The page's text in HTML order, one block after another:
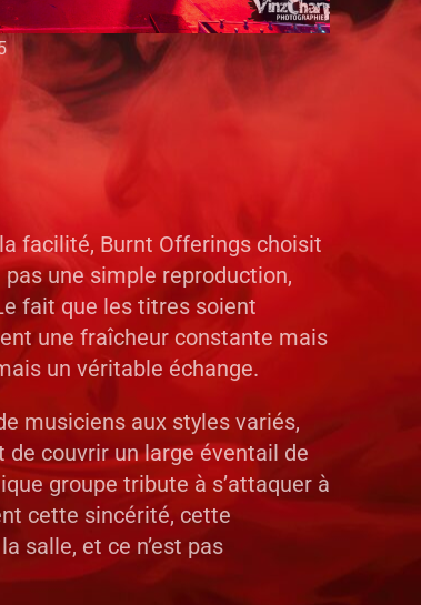
facilité, Burnt Offerings choisit
pas une simple reproduction,
fait que les titres soient
une fraîcheur constante mais
un véritable échange.
musiciens aux styles variés,
couvrir un large éventail de
groupe tribute à s’attaquer à
cette sincérité, cette
salle, et ce n’est pas